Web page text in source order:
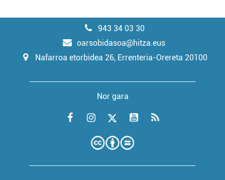
943 34 03 30
oarsobidasoa@hitza.eus
Nafarroa etorbidea 26, Errenteria-Orereta 20100
Nor gara